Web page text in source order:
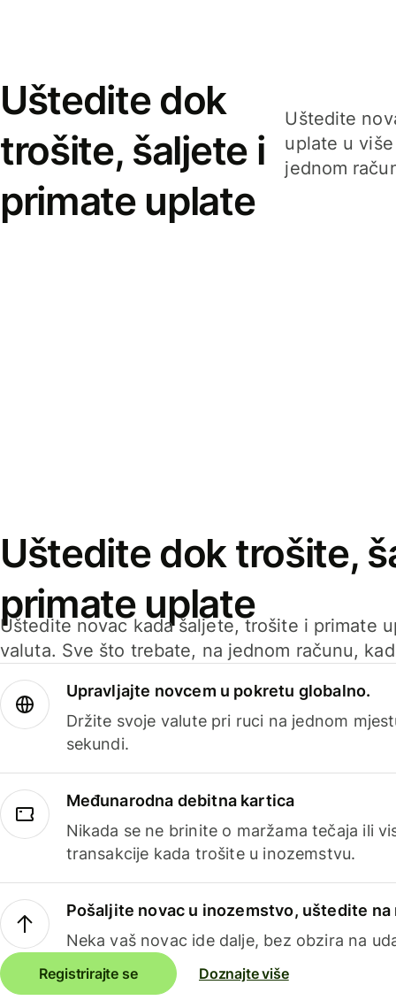
Uštedite dok
trošite, šaljete i
primate uplate
Uštedite
uplate u
jednom
Uštedite dok trošite,
primate uplate
Uštedite novac kada šaljete, trošite i primate
valuta. Sve što trebate, na jednom računu,
Upravljajte novcem u pokretu globalno.
Držite svoje valute pri ruci na jednom
sekundi.
Međunarodna debitna kartica
Nikada se ne brinite o maržama tečaja ili
transakcije kada trošite u inozemstvu.
Pošaljite novac u inozemstvo, uštedite na
Neka vaš novac ide dalje, bez obzira na
Registrirajte se Doznajte više